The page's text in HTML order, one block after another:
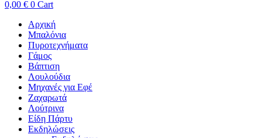
0,00 € 0 Cart
Αρχική
Μπαλόνια
Πυροτεχνήματα
Γάμος
Βάπτιση
Λουλούδια
Μηχανές για Εφέ
Ζαχαρωτά
Λούτρινα
Είδη Πάρτυ
Εκδηλώσεις